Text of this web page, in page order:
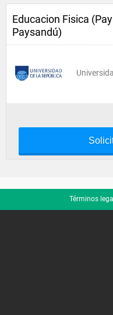
Educacion Fisica
Paysandú)
Términos